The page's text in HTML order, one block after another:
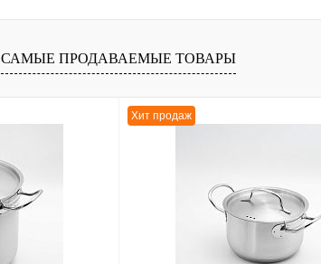
САМЫЕ ПРОДАВАЕМЫЕ ТОВАРЫ
Хит продаж